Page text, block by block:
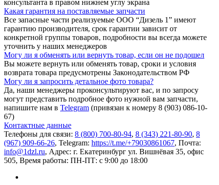
консультанта в правом нижнем углу экрана
Какая гарантия на поставляемые запчасти
Все запасные части реализуемые ООО “Дизель 1” имеют
гарантию производителя, срок гарантии зависит от
конкретной группы товаров, подробности вы всегда можете
уточнить у наших менеджеров
Могу ли я обменять или вернуть товар, если он не подошел
Вы можете вернуть или обменять товар, сроки и условия
возврата товара предусмотрены Законодательством РФ
Могу ли я запросить детальное фото товара?
Да, наши менеджеры проконсультируют вас, и по запросу
могут представить подробное фото нужной вам запчасти,
напишите нам в Telegram (привязан к номеру 8 (903) 086-10-
67)
Контактные данные
Телефоны для связи: 8 (800) 700-80-94, 8 (343) 221-80-90, 8
(967) 909-66-26, Telegram: https://t.me/+79030861067, Почта:
info@1dzl.ru, Адрес: г. Екатеринбург ул. Вишнёвая 35, офис
505, Время работы: ПН-ПТ: с 9:00 до 18:00